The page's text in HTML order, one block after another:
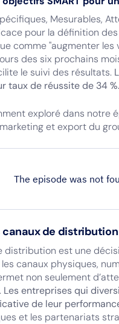
Mesurables,
pour la définition
comme "augmenter les
des six prochains
le suivi des résultats.
taux de réussite de 34
exploré dans notre
et export du
canaux de distribution
distribution est une
canaux physiques,
non seulement
Les entreprises qui
de leur
et les partenariats